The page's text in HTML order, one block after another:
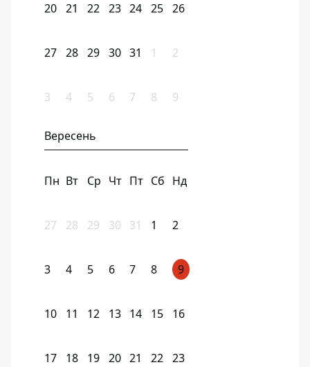
20 21 22 23 24 25 26
27 28 29 30 31 1 2
3 4 5 6 7 8 9
Вересень
Пн Вт Ср Чт Пт Сб Нд
27 28 29 30 31 1 2
3 4 5 6 7 8 9
10 11 12 13 14 15 16
17 18 19 20 21 22 23